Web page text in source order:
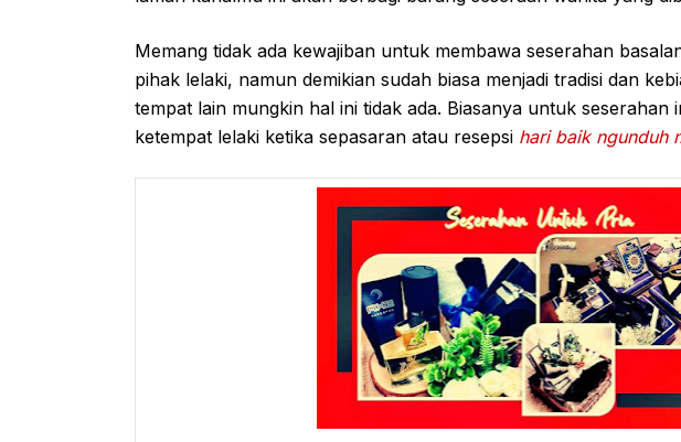
Memang tidak ada kewajiban untuk membawa seserahan
pihak lelaki, namun demikian sudah biasa menjadi tradisi dan
tempat lain mungkin hal ini tidak ada. Biasanya untuk seserahan
ketempat lelaki ketika sepasaran atau resepsi hari baik ngunduh